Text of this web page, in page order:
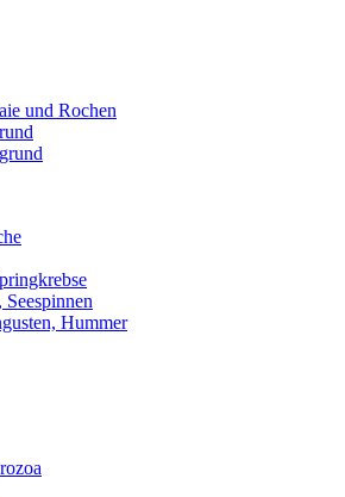
und Rochen
Hummer